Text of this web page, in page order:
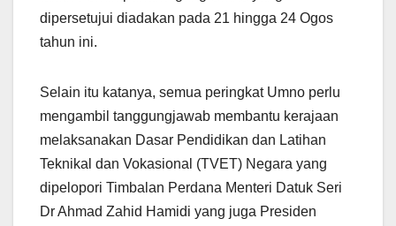
dipersetujui diadakan pada 21 hingga 24 Ogos
tahun ini.
Selain itu katanya, semua peringkat Umno perlu
mengambil tanggungjawab membantu kerajaan
melaksanakan Dasar Pendidikan dan Latihan
Teknikal dan Vokasional (TVET) Negara yang
dipelopori Timbalan Perdana Menteri Datuk Seri
Dr Ahmad Zahid Hamidi yang juga Presiden